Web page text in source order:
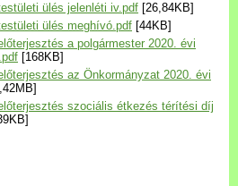
ülés jelenléti iv.pdf [26,84KB]
ülés meghívó.pdf [44KB]
a polgármester 2020. évi
[168KB]
az Önkormányzat 2020. évi
szociális étkezés térítési díj